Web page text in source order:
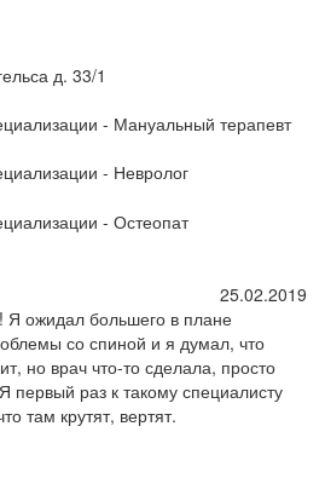
д. 33/1
- Мануальный терапевт
- Невролог
- Остеопат
25.02.2019
Я ожидал большего в плане
со спиной и я думал, что
но врач что-то сделала, просто
первый раз к такому специалисту
там крутят, вертят.